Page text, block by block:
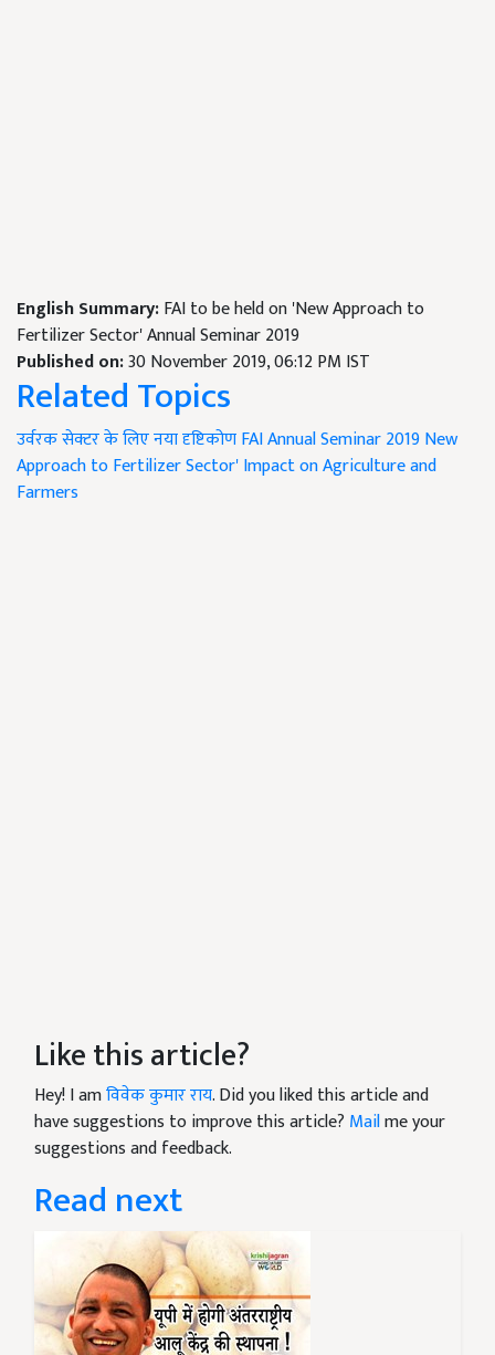
English Summary:FAI to be held on 'New Approach to
Fertilizer Sector' Annual Seminar 2019
Published on:30 November 2019, 06:12 PM IST
Related Topics
उर्वरक सेक्टर के लिए नया दृष्टिकोणFAI Annual Seminar 2019New
Approach to Fertilizer Sector'Impact on Agriculture and
Farmers
Like this article?
Hey! I amविवेक कुमार राय. Did you liked this article and
have suggestions to improve this article? Mailme your
suggestions and feedback.
Read next